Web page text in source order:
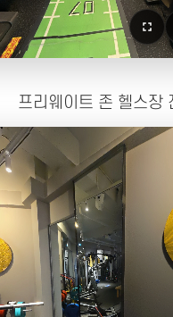
프리웨이트 존 헬스장